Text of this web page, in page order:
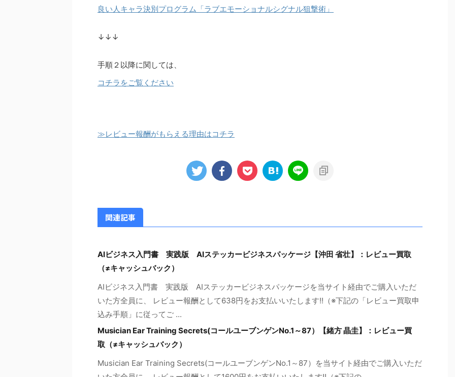
良い人キャラ決別プログラム「ラブエモーショナルシグナル狙撃術」
↓↓↓
手順２以降に関しては、
コチラをご覧ください
≫レビュー報酬がもらえる理由はコチラ
関連記事
AIビジネス入門書 実践版 AIステッカービジネスパッケージ【沖田 省壮】：レビュー買取
（≠キャッシュバック）
AIビジネス入門書 実践版 AIステッカービジネスパッケージを当サイト経由でご購入いただ
いた方全員に、 レビュー報酬として638円をお支払いいたします!!（※下記の「レビュー買取申
込み手順」に従ってご ...
Musician Ear Training Secrets(コールユーブンゲンNo.1～87）【緒方 晶圭】：レビュー買
取（≠キャッシュバック）
Musician Ear Training Secrets(コールユーブンゲンNo.1～87）を当サイト経由でご購入いただ